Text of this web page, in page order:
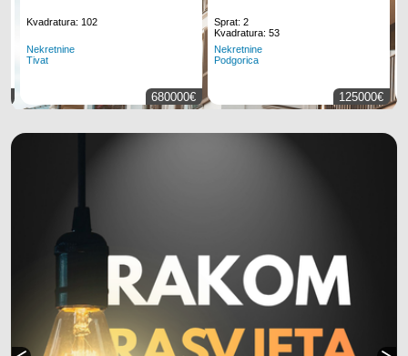
Kvadratura: 102
Nekretnine
Tivat
680000€
Sprat: 2
Kvadratura: 53
Nekretnine
Podgorica
125000€